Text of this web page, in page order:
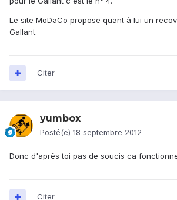
Le site MoDaCo propose quant à lui un
Gallant.
Citer
yumbox
Posté(e) 18 septembre 2012
Donc d'après toi pas de soucis ca
Citer